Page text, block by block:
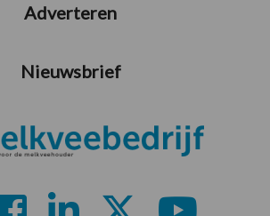
Adverteren
Nieuwsbrief